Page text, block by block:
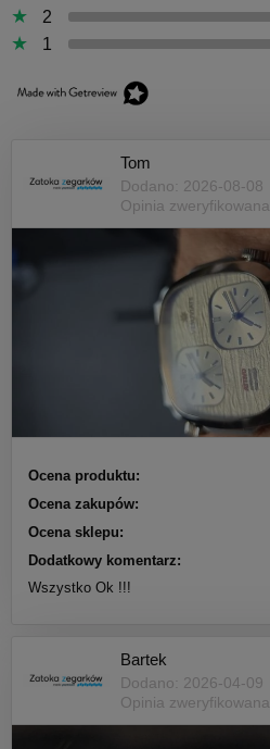
2
1
Tom
Dodano: 2026-08-08
Opinia zweryfikowana
Ocena produktu:
Ocena zakupów:
Ocena sklepu:
Dodatkowy komentarz:
Wszystko Ok !!!
Bartek
Dodano: 2026-04-09
Opinia zweryfikowana